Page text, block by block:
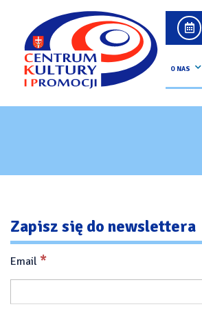
O NAS
Zapisz się do newslettera
Email *